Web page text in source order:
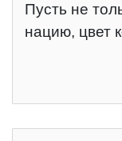
Пусть не
нацию, цвет